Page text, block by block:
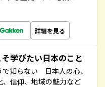
詳細を見る
学びたい日本のこと
で知らない 日本人の心、
、信仰、地域の魅力など